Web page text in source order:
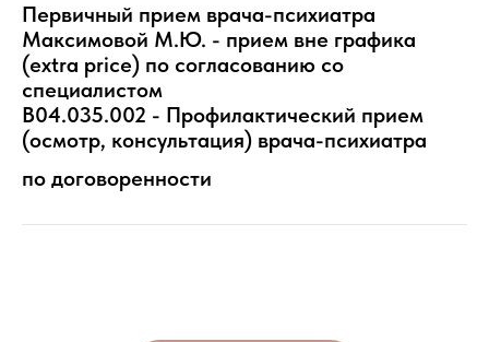
Первичный прием врача-психиатра
Максимовой М.Ю. - прием вне графика
(extra price) по согласованию со
специалистом
B04.035.002 - Профилактический прием
(осмотр, консультация) врача-психиатра
по договоренности